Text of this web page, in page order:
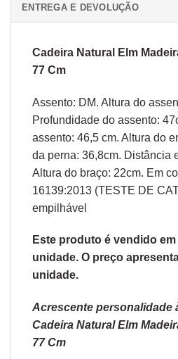
ENTREGA E DEVOLUÇÃO
Cadeira Natural Elm
77 Cm
Assento: DM. Altura do
Profundidade do assento:
assento: 46,5 cm. Altura do
da perna: 36,8cm. Distância
Altura do braço: 22cm. Em
16139:2013 (TESTE DE
empilhável
Este produto é vendido
unidade. O preço
unidade.
Acrescente personalidade
Cadeira Natural Elm
77 Cm